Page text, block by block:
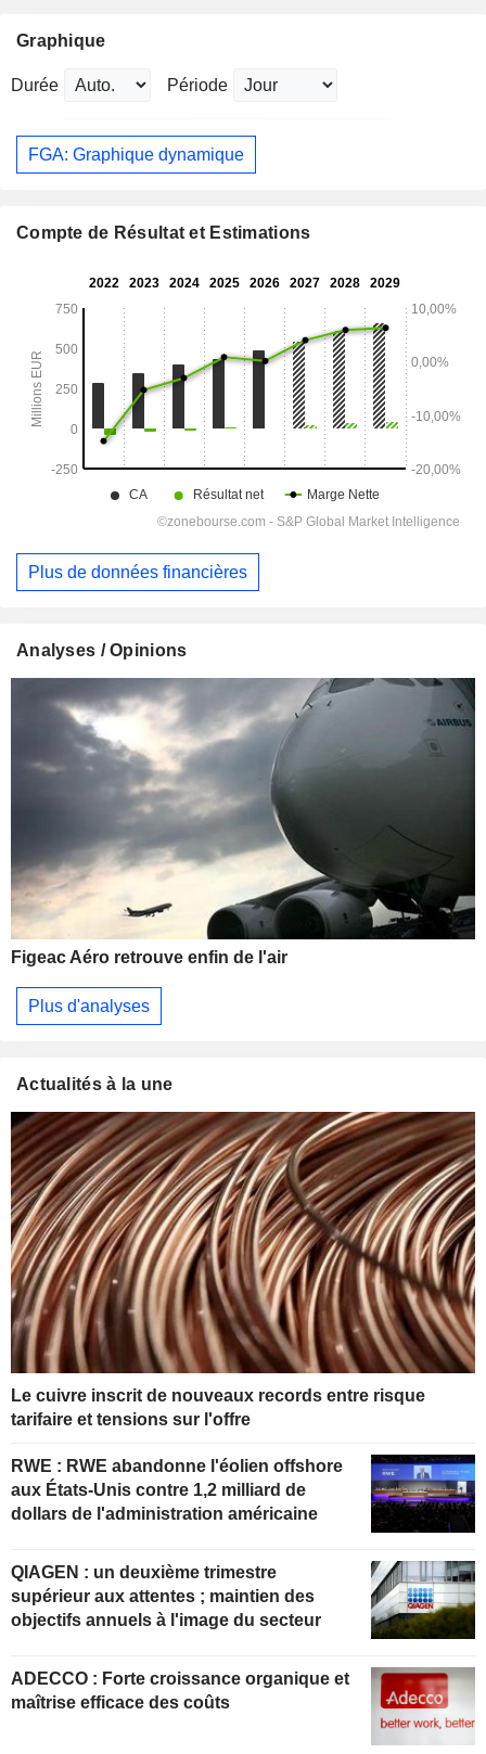
Graphique
Durée Période
FGA: Graphique dynamique
Compte de Résultat et Estimations
Plus de données financières
Analyses / Opinions
Figeac Aéro retrouve enfin de l'air
Plus d'analyses
Actualités à la une
Le cuivre inscrit de nouveaux records entre risque
tarifaire et tensions sur l'offre
RWE : RWE abandonne l'éolien offshore
aux États-Unis contre 1,2 milliard de
dollars de l'administration américaine
QIAGEN : un deuxième trimestre
supérieur aux attentes ; maintien des
objectifs annuels à l'image du secteur
ADECCO : Forte croissance organique et
maîtrise efficace des coûts